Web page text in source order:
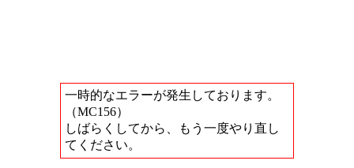
一時的なエラーが発生しております。
（MC156）
しばらくしてから、もう一度やり直し
てください。